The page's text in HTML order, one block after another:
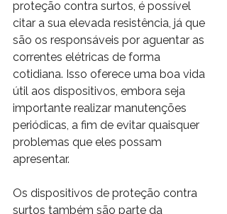
proteção contra surtos, é possível
citar a sua elevada resistência, já que
são os responsáveis por aguentar as
correntes elétricas de forma
cotidiana. Isso oferece uma boa vida
útil aos dispositivos, embora seja
importante realizar manutenções
periódicas, a fim de evitar quaisquer
problemas que eles possam
apresentar.
Os dispositivos de proteção contra
surtos também são parte da